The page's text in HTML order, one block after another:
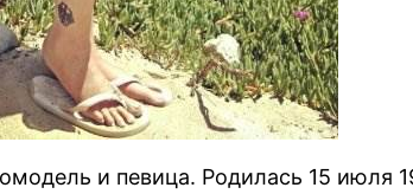
и певица. Родилась 15 июля